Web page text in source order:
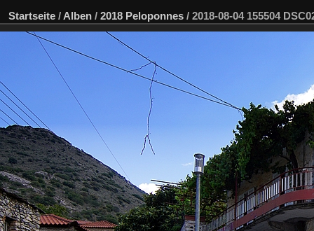
Startseite / Alben / 2018 Peloponnes / 2018-08-04 155504